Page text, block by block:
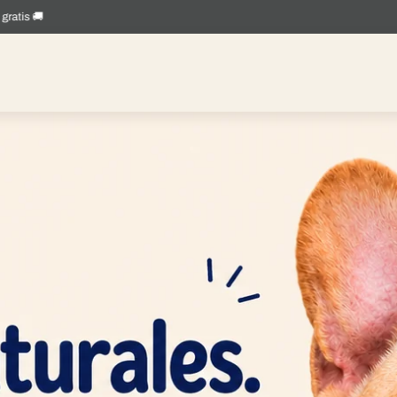
a tu compra donamos mensualmente a rescatistas y albergues de